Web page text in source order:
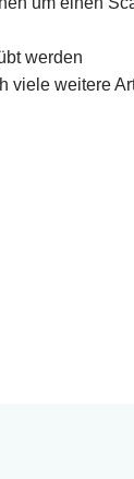
werden
viele weitere